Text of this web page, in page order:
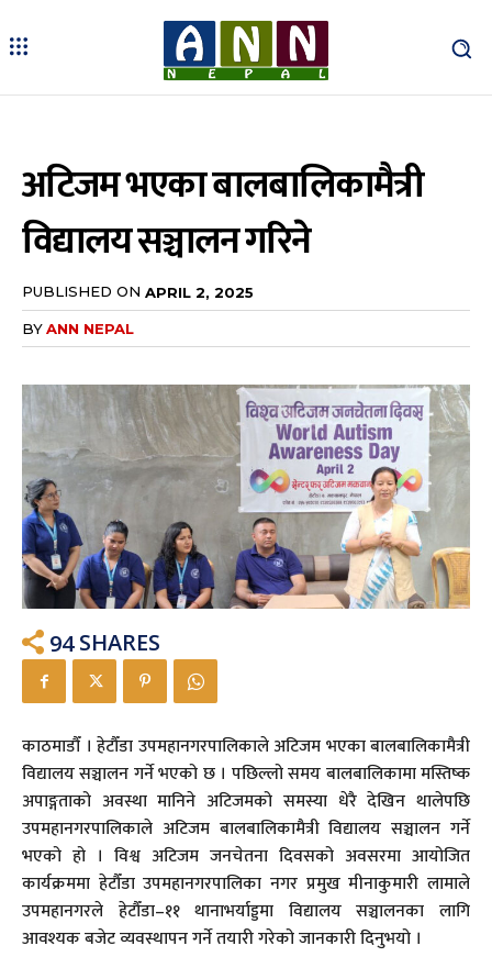
अटिजम भएका बालबालिकामैत्री
विद्यालय सञ्चालन गरिने
PUBLISHED ON APRIL 2, 2025
BYANN NEPAL
94 SHARES
काठमाडौँ । हेटौँडा उपमहानगरपालिकाले अटिजम भएका बालबालिकामैत्री
विद्यालय सञ्चालन गर्ने भएको छ । पछिल्लो समय बालबालिकामा मस्तिष्क
अपाङ्गताको अवस्था मानिने अटिजमको समस्या धेरै देखिन थालेपछि
उपमहानगरपालिकाले अटिजम बालबालिकामैत्री विद्यालय सञ्चालन गर्ने
भएको हो । विश्व अटिजम जनचेतना दिवसको अवसरमा आयोजित
कार्यक्रममा हेटौँडा उपमहानगरपालिका नगर प्रमुख मीनाकुमारी लामाले
उपमहानगरले हेटौँडा–११ थानाभर्याड्डमा विद्यालय सञ्चालनका लागि
आवश्यक बजेट व्यवस्थापन गर्ने तयारी गरेको जानकारी दिनुभयो ।